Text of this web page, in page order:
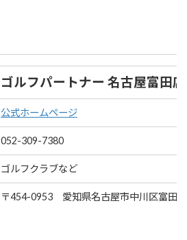
ゴルフパートナー 名古屋富田店
公式ホームページ
052-309-7380
ゴルフクラブなど
〒454-0953 愛知県名古屋市中川区富田